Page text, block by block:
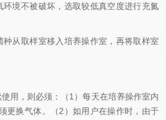
境不被破坏，选取较低真空度进行充氮
从取样室移入培养操作室，再将取样室
用，则必须：（1）每天在培养操作室内
更换气体。（2）如用户在操作时，由于